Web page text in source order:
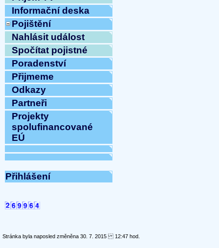
Informační deska
Pojištění
Nahlásit událost
Spočítat pojistné
Poradenství
Přijmeme
Odkazy
Partneři
Projekty
spolufinancované
EÚ
Přihlášení
Stránka byla naposled změněna 30. 7. 2015 12:47 hod.